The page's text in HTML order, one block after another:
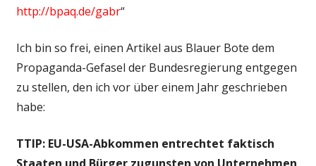
http://bpaq.de/gabr“
Ich bin so frei, einen Artikel aus Blauer Bote dem
Propaganda-Gefasel der Bundesregierung entgegen
zu stellen, den ich vor über einem Jahr geschrieben
habe:
TTIP: EU-USA-Abkommen entrechtet faktisch